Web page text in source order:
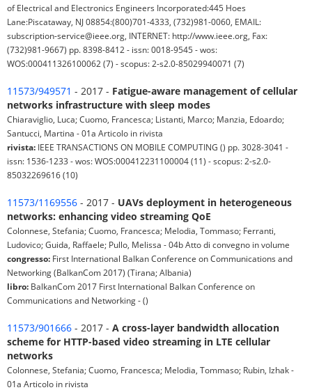
of Electrical and Electronics Engineers Incorporated:445 Hoes
Lane:Piscataway, NJ 08854:(800)701-4333, (732)981-0060, EMAIL:
subscription-service@ieee.org, INTERNET: http://www.ieee.org, Fax:
(732)981-9667) pp. 8398-8412 - issn: 0018-9545 - wos:
WOS:000411326100062 (7) - scopus: 2-s2.0-85029940071 (7)
11573/949571 - 2017 - Fatigue-aware management of cellular
networks infrastructure with sleep modes
Chiaraviglio, Luca; Cuomo, Francesca; Listanti, Marco; Manzia, Edoardo;
Santucci, Martina - 01a Articolo in rivista
rivista: IEEE TRANSACTIONS ON MOBILE COMPUTING () pp. 3028-3041 -
issn: 1536-1233 - wos: WOS:000412231100004 (11) - scopus: 2-s2.0-
85032269616 (10)
11573/1169556 - 2017 - UAVs deployment in heterogeneous
networks: enhancing video streaming QoE
Colonnese, Stefania; Cuomo, Francesca; Melodia, Tommaso; Ferranti,
Ludovico; Guida, Raffaele; Pullo, Melissa - 04b Atto di convegno in volume
congresso: First International Balkan Conference on Communications and
Networking (BalkanCom 2017) (Tirana; Albania)
libro: BalkanCom 2017 First International Balkan Conference on
Communications and Networking - ()
11573/901666 - 2017 - A cross-layer bandwidth allocation
scheme for HTTP-based video streaming in LTE cellular
networks
Colonnese, Stefania; Cuomo, Francesca; Melodia, Tommaso; Rubin, Izhak -
01a Articolo in rivista